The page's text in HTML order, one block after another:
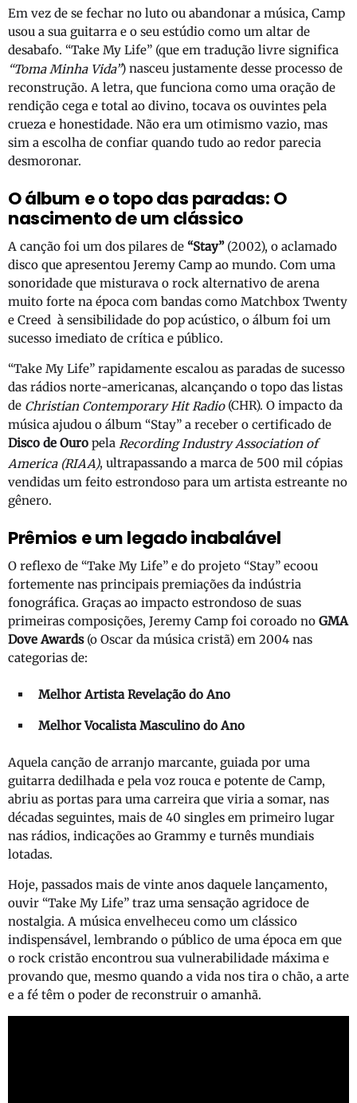
Em vez de se fechar no luto ou abandonar a música, Camp
usou a sua guitarra e o seu estúdio como um altar de
desabafo. “Take My Life” (que em tradução livre significa
“Toma Minha Vida”) nasceu justamente desse processo de
reconstrução. A letra, que funciona como uma oração de
rendição cega e total ao divino, tocava os ouvintes pela
crueza e honestidade. Não era um otimismo vazio, mas
sim a escolha de confiar quando tudo ao redor parecia
desmoronar.
O álbum e o topo das paradas: O
nascimento de um clássico
A canção foi um dos pilares de “Stay”(2002), o aclamado
disco que apresentou Jeremy Camp ao mundo. Com uma
sonoridade que misturava o rock alternativo de arena
muito forte na época com bandas como Matchbox Twenty
e Creed à sensibilidade do pop acústico, o álbum foi um
sucesso imediato de crítica e público.
“Take My Life” rapidamente escalou as paradas de sucesso
das rádios norte-americanas, alcançando o topo das listas
de Christian Contemporary Hit Radio(CHR). O impacto da
música ajudou o álbum “Stay” a receber o certificado de
Disco de Ouro pela Recording Industry Association of
America (RIAA), ultrapassando a marca de 500 mil cópias
vendidas um feito estrondoso para um artista estreante no
gênero.
Prêmios e um legado inabalável
O reflexo de “Take My Life” e do projeto “Stay” ecoou
fortemente nas principais premiações da indústria
fonográfica. Graças ao impacto estrondoso de suas
primeiras composições, Jeremy Camp foi coroado no GMA
Dove Awards(o Oscar da música cristã) em 2004 nas
categorias de:
Melhor Artista Revelação do Ano
Melhor Vocalista Masculino do Ano
Aquela canção de arranjo marcante, guiada por uma
guitarra dedilhada e pela voz rouca e potente de Camp,
abriu as portas para uma carreira que viria a somar, nas
décadas seguintes, mais de 40 singles em primeiro lugar
nas rádios, indicações ao Grammy e turnês mundiais
lotadas.
Hoje, passados mais de vinte anos daquele lançamento,
ouvir “Take My Life” traz uma sensação agridoce de
nostalgia. A música envelheceu como um clássico
indispensável, lembrando o público de uma época em que
o rock cristão encontrou sua vulnerabilidade máxima e
provando que, mesmo quando a vida nos tira o chão, a arte
e a fé têm o poder de reconstruir o amanhã.